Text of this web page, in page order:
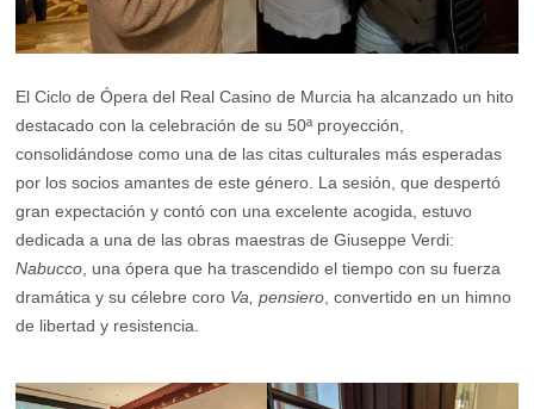
El Ciclo de Ópera del Real Casino de Murcia ha alcanzado un hito
destacado con la celebración de su 50ª proyección,
consolidándose como una de las citas culturales más esperadas
por los socios amantes de este género. La sesión, que despertó
gran expectación y contó con una excelente acogida, estuvo
dedicada a una de las obras maestras de Giuseppe Verdi:
Nabucco , una ópera que ha trascendido el tiempo con su fuerza
dramática y su célebre coro Va, pensiero , convertido en un himno
de libertad y resistencia.